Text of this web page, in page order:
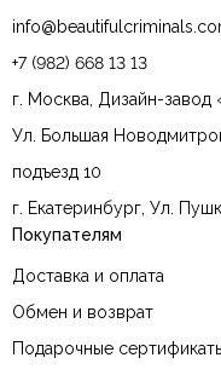
+7 (982) 668 13 13
г. Москва, Дизайн-завод
Ул. Большая
подъезд 10
г. Екатеринбург, Ул.
Покупателям
Доставка и оплата
Обмен и возврат
Подарочные